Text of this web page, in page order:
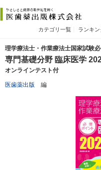
カテゴリ一覧 ランキン
理学療法士・作業療法士国家試験
専門基礎分野 臨床医学
オンラインテスト付
医歯薬出版 編